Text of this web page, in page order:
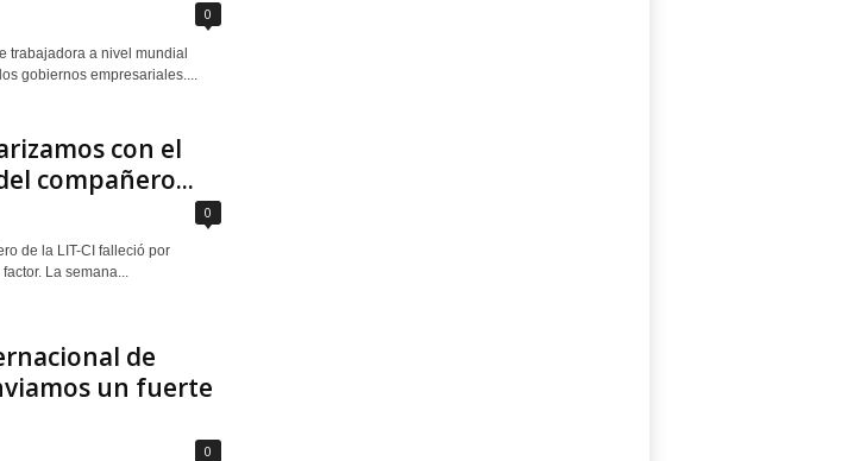
0
trabajadora a nivel mundial
gobiernos empresariales....
con el
compañero...
0
de la LIT-CI falleció por
La semana...
de
un fuerte
0